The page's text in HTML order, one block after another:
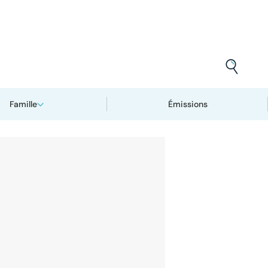
Famille Émissions